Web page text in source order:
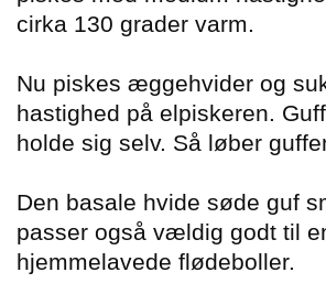
cirka 130 grader varm.
Nu piskes æggehvider og
hastighed på elpiskeren.
holde sig selv. Så løber
Den basale hvide søde guf
passer også vældig godt til
hjemmelavede flødeboller.